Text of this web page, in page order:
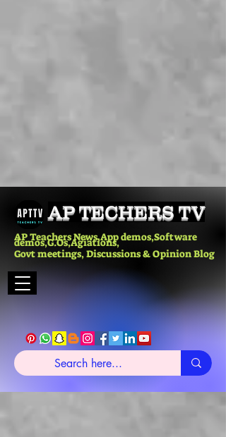
AP TECHERS TV
AP Teachers News,App demos,Software
demos,G.Os,Agiations,
Govt meetings, Discussions & Opinion Blog